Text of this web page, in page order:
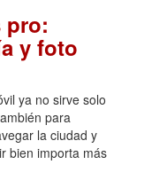
pro:
y foto
ya no sirve solo
para
la ciudad y
bien importa más